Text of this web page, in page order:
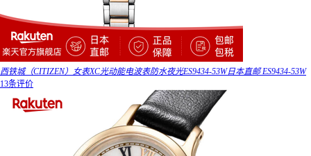
西铁城（CITIZEN）女表XC光动能电波表防水夜光ES9434-53W日本直邮 ES9434-53W
13条评价